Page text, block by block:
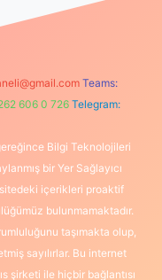
Teams:
606 0 726 Telegram:
Bilgi Teknolojileri
bir Yer Sağlayıcı
içerikleri proaktif
bulunmamaktadır.
taşımakta olup,
sayılırlar. Bu internet
şirketi ile hiçbir bağlantısı